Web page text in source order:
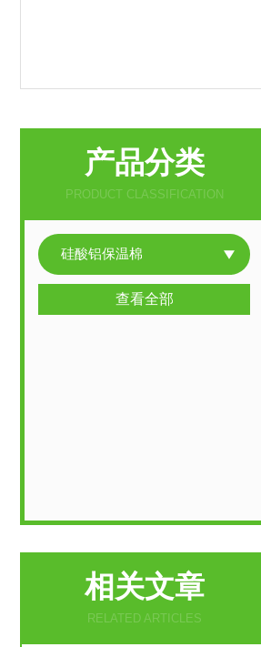
产品分类
PRODUCT CLASSIFICATION
硅酸铝保温棉
查看全部
相关文章
RELATED ARTICLES